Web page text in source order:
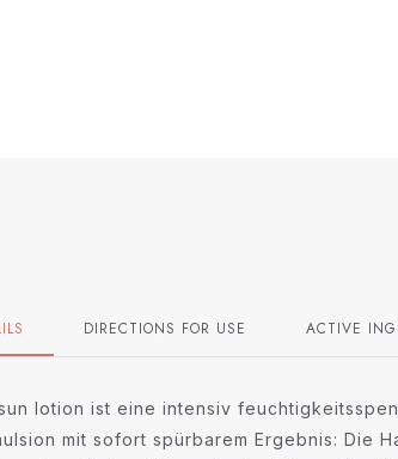
DIRECTIONS FOR USE ACTIVE
lotion ist eine intensiv
mit sofort spürbarem Ergebnis: Die